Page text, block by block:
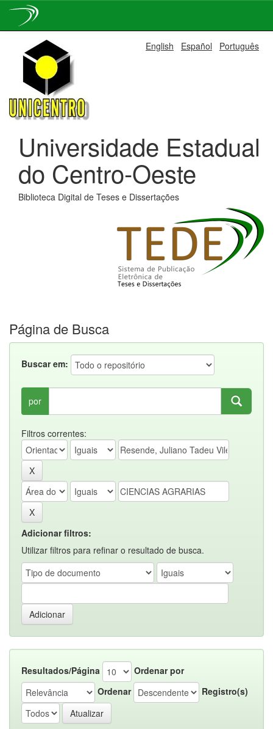
navigation
English Español Português
Universidade Estadual
do Centro-Oeste
Biblioteca Digital de Teses e Dissertações
Página de Busca
Buscar em:
por
Filtros correntes:
Adicionar filtros:
Utilizar filtros para refinar o resultado de busca.
Resultados/Página
Ordenar por
Ordenar
Registro(s)